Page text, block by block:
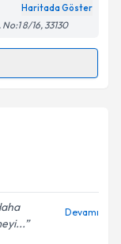
Aydınlatma
belirtilen
Haritada Göster
8/16, 33130
talebi
için bir
Devamı